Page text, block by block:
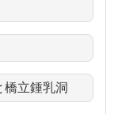
橋立鍾乳洞